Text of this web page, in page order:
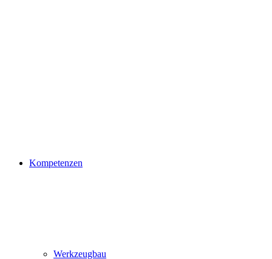
Kompetenzen
Werkzeugbau